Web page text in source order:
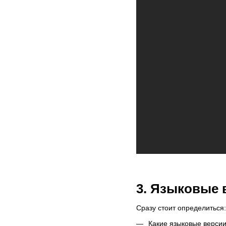
3. Языковые
Сразу стоит определиться:
Какие языковые